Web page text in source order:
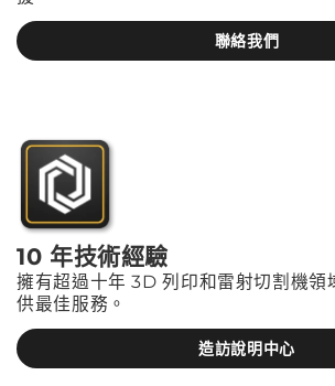
聯絡我們
10 年技術經驗
擁有超過十年 3D 列印和雷射切割機領
供最佳服務。
造訪說明中心